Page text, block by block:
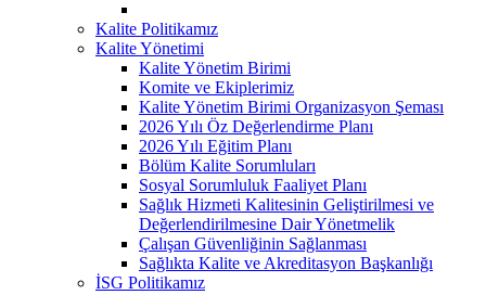
Kalite Politikamız
Kalite Yönetimi
Kalite Yönetim Birimi
Komite ve Ekiplerimiz
Kalite Yönetim Birimi Organizasyon Şeması
2026 Yılı Öz Değerlendirme Planı
2026 Yılı Eğitim Planı
Bölüm Kalite Sorumluları
Sosyal Sorumluluk Faaliyet Planı
Sağlık Hizmeti Kalitesinin Geliştirilmesi ve
Değerlendirilmesine Dair Yönetmelik
Çalışan Güvenliğinin Sağlanması
Sağlıkta Kalite ve Akreditasyon Başkanlığı
İSG Politikamız